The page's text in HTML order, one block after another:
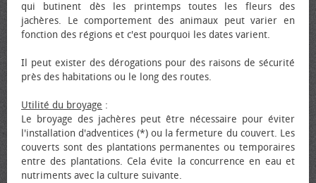
qui butinent dès les printemps toutes les fleurs des
jachères. Le comportement des animaux peut varier en
fonction des régions et c'est pourquoi les dates varient.
Il peut exister des dérogations pour des raisons de sécurité
près des habitations ou le long des routes.
Utilité du broyage :
Le broyage des jachères peut être nécessaire pour éviter
l'installation d'adventices (*) ou la fermeture du couvert. Les
couverts sont des plantations permanentes ou temporaires
entre des plantations. Cela évite la concurrence en eau et
nutriments avec la culture suivante.